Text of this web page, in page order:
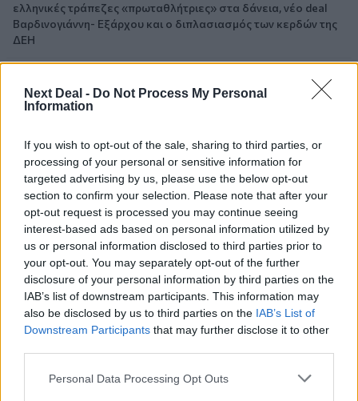
Next Deal - Do Not Process My Personal
Information
If you wish to opt-out of the sale, sharing to third parties, or
processing of your personal or sensitive information for
targeted advertising by us, please use the below opt-out
section to confirm your selection. Please note that after your
opt-out request is processed you may continue seeing
interest-based ads based on personal information utilized by
us or personal information disclosed to third parties prior to
your opt-out. You may separately opt-out of the further
disclosure of your personal information by third parties on the
IAB’s list of downstream participants. This information may
also be disclosed by us to third parties on the IAB’s List of
Downstream Participants that may further disclose it to other
Personal Data Processing Opt Outs
ελληνικές τράπεζες «πρωταθλήτριες» στα δάνεια, νέο deal
Βαρδινογιάννη- Εξάρχου και ο διπλασιασμός των κερδών της
ΔΕΗ
Randy Schekman, Νομπελίστας Ιατρικής: «Σε πέντε χρόνια
μπορεί να έχουμε θεραπεία που αναστέλλει την εξέλιξη του
05.08.2026 - 12:33
Ε.Ε και παράνομη μετανάστευση: προτάσεις και δράσεις με
παρονομαστή το κοινό συμφέρον
05.08.2026 - 12:11
Αντώνης Βουκλαρής - «ΕΡΡΙΚΟΣ ΝΤΥΝΑΝ»
05.08.2026 - 11:30
Η νέα εποχή στην εκπαίδευση των ασφαλιστικών
διαμεσολαβητών
«Τουρισμός για όλους 2026-2027»